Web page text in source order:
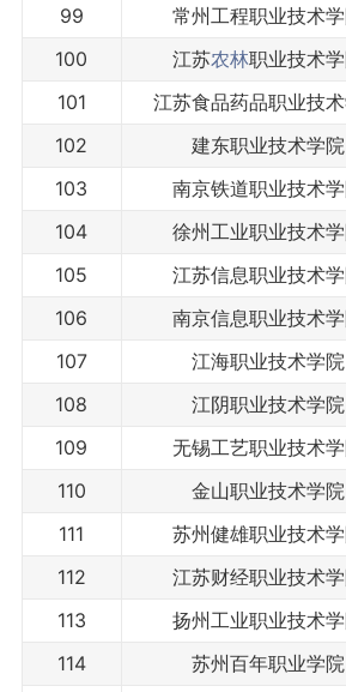
99
常州工程职业技术
100
江苏农林职业技术
101
江苏食品药品职业技
102
建东职业技术学院
103
南京铁道职业技术
104
徐州工业职业技术
105
江苏信息职业技术
106
南京信息职业技术
107
江海职业技术学院
108
江阴职业技术学院
109
无锡工艺职业技术
110
金山职业技术学院
111
苏州健雄职业技术
112
江苏财经职业技术
113
扬州工业职业技术
114
苏州百年职业学院